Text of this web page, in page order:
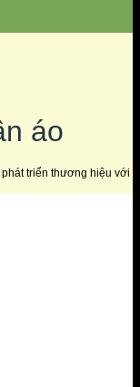
áo
triển thương hiệu với